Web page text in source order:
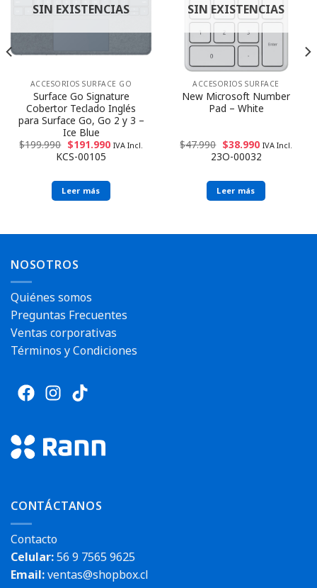
SIN EXISTENCIAS
ACCESORIOS SURFACE GO
Surface Go Signature
Cobertor Teclado Inglés
para Surface Go, Go 2 y 3 –
Ice Blue
$199.990 $191.990 IVA Incl.
KCS-00105
Leer más
SIN EXISTENCIAS
ACCESORIOS SURFACE
New Microsoft Number
Pad – White
$47.990 $38.990 IVA Incl.
23O-00032
Leer más
NOSOTROS
Quiénes somos
Preguntas Frecuentes
Ventas corporativas
Términos y Condiciones
CONTÁCTANOS
Contacto
Celular:56 9 7565 9625
Email:ventas@shopbox.cl